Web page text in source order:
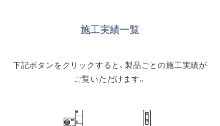
施工実績一覧
下記ボタンをクリックすると、製品ごとの施工実績が
ご覧いただけます。